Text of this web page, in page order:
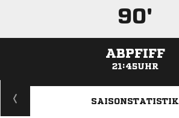
90'
ABPFIFF
21:45UHR
ANZEIGE
SAISONSTATISTIK